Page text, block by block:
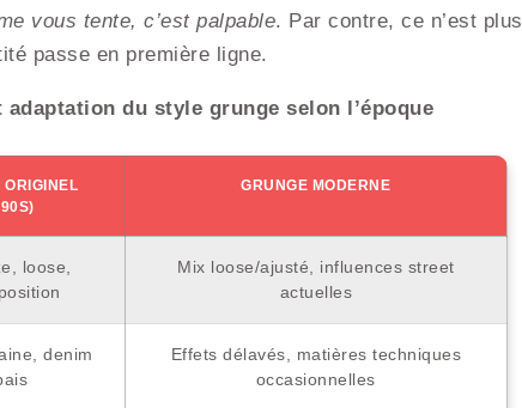
vous tente, c’est palpable. Par contre, ce n’est plus
passe en première ligne.
du style grunge selon l’époque
ORIGINEL
GRUNGE MODERNE
loose,
Mix loose/ajusté, influences street
actuelles
denim
Effets délavés, matières techniques
occasionnelles